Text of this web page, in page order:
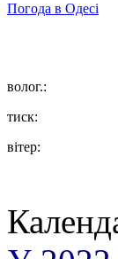
Погода в Одесі
волог.:
тиск:
вітер: